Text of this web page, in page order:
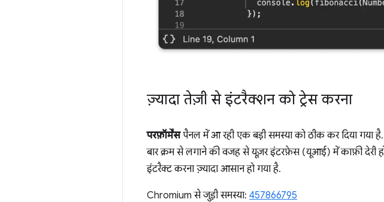
ज़्यादा तेज़ी से इंटरैक्शन को ट्रेस करना
परफ़ॉर्मेंसपैनल में आ रही एक बड़ी समस्या को ठीक कर दिया गया
बार क्रम से लगाने की वजह से यूज़र इंटरफ़ेस (यूआई) में काफ़ी देरी
इंटरैक्ट करना ज़्यादा आसान हो गया है.
Chromium से जुड़ी समस्या: 457866795